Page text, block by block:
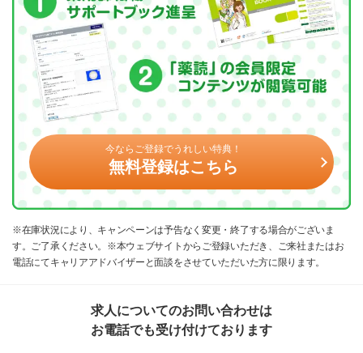
今ならご登録でうれしい特典！
無料登録はこちら
※在庫状況により、キャンペーンは予告なく変更・終了する場合がございま
す。ご了承ください。※本ウェブサイトからご登録いただき、ご来社またはお
電話にてキャリアアドバイザーと面談をさせていただいた方に限ります。
求人についてのお問い合わせは
お電話でも受け付けております